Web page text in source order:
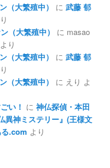
（大繁殖中） に 武藤 郁
（大繁殖中）
に masao
より
（大繁殖中）
に 武藤 郁
（大繁殖中）
に えり よ
い！ に 神仏探偵・本田
異神ミステリー』(王様文
.com より